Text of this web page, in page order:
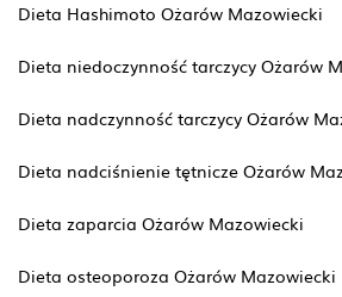
Dieta Hashimoto Ożarów Mazowiecki
Dieta niedoczynność tarczycy Ożarów
Dieta nadczynność tarczycy Ożarów
Dieta nadciśnienie tętnicze Ożarów
Dieta zaparcia Ożarów Mazowiecki
Dieta osteoporoza Ożarów Mazowiecki